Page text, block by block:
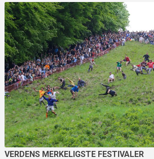
VERDENS MERKELIGSTE FESTIVALER